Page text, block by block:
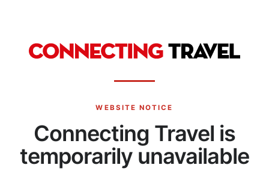
WEBSITE NOTICE
Connecting Travel is
temporarily unavailable